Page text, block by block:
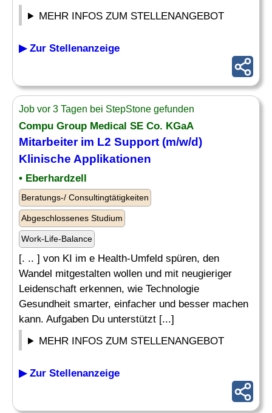
MEHR INFOS ZUM STELLENANGEBOT
▶ Zur Stellenanzeige
Job vor 3 Tagen bei StepStone gefunden
Compu Group Medical SE Co. KGaA
Mitarbeiter im L2 Support (m/w/d)
Klinische Applikationen
• Eberhardzell
Beratungs-/ Consultingtätigkeiten
Abgeschlossenes Studium
Work-Life-Balance
[. .. ] von KI im e Health-Umfeld spüren, den
Wandel mitgestalten wollen und mit neugieriger
Leidenschaft erkennen, wie Technologie
Gesundheit smarter, einfacher und besser machen
kann. Aufgaben Du unterstützt [...]
MEHR INFOS ZUM STELLENANGEBOT
▶ Zur Stellenanzeige